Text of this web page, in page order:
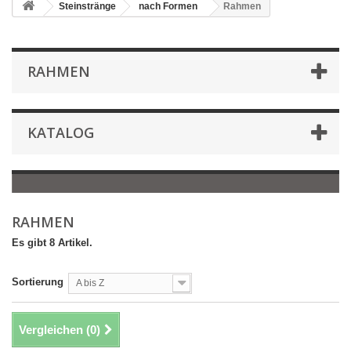
Steinstränge nach Formen Rahmen
RAHMEN
KATALOG
RAHMEN
Es gibt 8 Artikel.
Sortierung A bis Z
Vergleichen (0)